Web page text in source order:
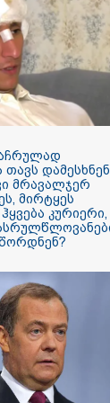
"ზურგს
ასფალტზე
მუშტები" -
სასტიკად
თავს
მრავალჯერ
მირტყეს
კურიერი,